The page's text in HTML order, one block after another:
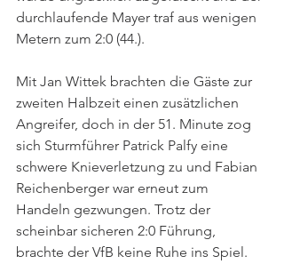
durchlaufende Mayer traf aus wenigen
Metern zum 2:0 (44.).
Mit Jan Wittek brachten die Gäste zur
zweiten Halbzeit einen zusätzlichen
Angreifer, doch in der 51. Minute zog
sich Sturmführer Patrick Palfy eine
schwere Knieverletzung zu und Fabian
Reichenberger war erneut zum
Handeln gezwungen. Trotz der
scheinbar sicheren 2:0 Führung,
brachte der VfB keine Ruhe ins Spiel.